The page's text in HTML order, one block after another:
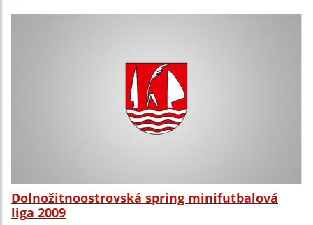
Dolnožitnoostrovská spring minifutbalová
liga 2009